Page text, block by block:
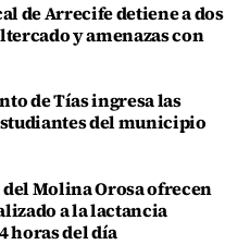
de Arrecife detiene a dos
y amenazas con
de Tías ingresa las
del municipio
Molina Orosa ofrecen
a la lactancia
horas del día